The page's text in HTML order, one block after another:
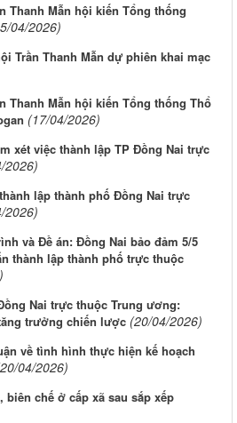
Thanh Mẫn hội kiến Tổng thống
04/2026)
Trần Thanh Mẫn dự phiên khai mạc
Thanh Mẫn hội kiến Tổng thống Thổ
(17/04/2026)
xét việc thành lập TP Đồng Nai trực
2026)
lập thành phố Đồng Nai trực
2026)
và Đề án: Đồng Nai bảo đảm 5/5
thành lập thành phố trực thuộc
Nai trực thuộc Trung ương:
trưởng chiến lược (20/04/2026)
về tình hình thực hiện kế hoạch
04/2026)
biên chế ở cấp xã sau sắp xếp